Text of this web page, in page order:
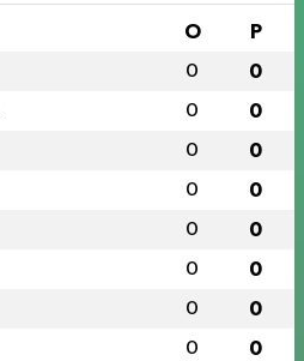
O P
0 0
0 0
0 0
0 0
0 0
0 0
0 0
0 0